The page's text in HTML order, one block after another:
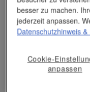
Unser Service
Zahlen per Rechnung
besser zu machen.
jederzeit anpassen.
Datenschutzhinweis &
Cookie-
anpassen